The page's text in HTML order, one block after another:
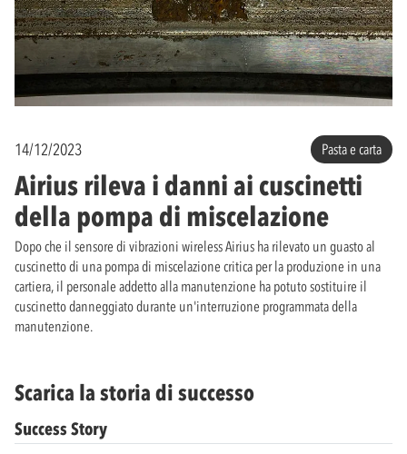
14/12/2023 Pasta e carta
Airius rileva i danni ai cuscinetti
della pompa di miscelazione
Dopo che il sensore di vibrazioni wireless Airius ha rilevato un guasto al
cuscinetto di una pompa di miscelazione critica per la produzione in una
cartiera, il personale addetto alla manutenzione ha potuto sostituire il
cuscinetto danneggiato durante un'interruzione programmata della
manutenzione.
Scarica la storia di successo
Success Story